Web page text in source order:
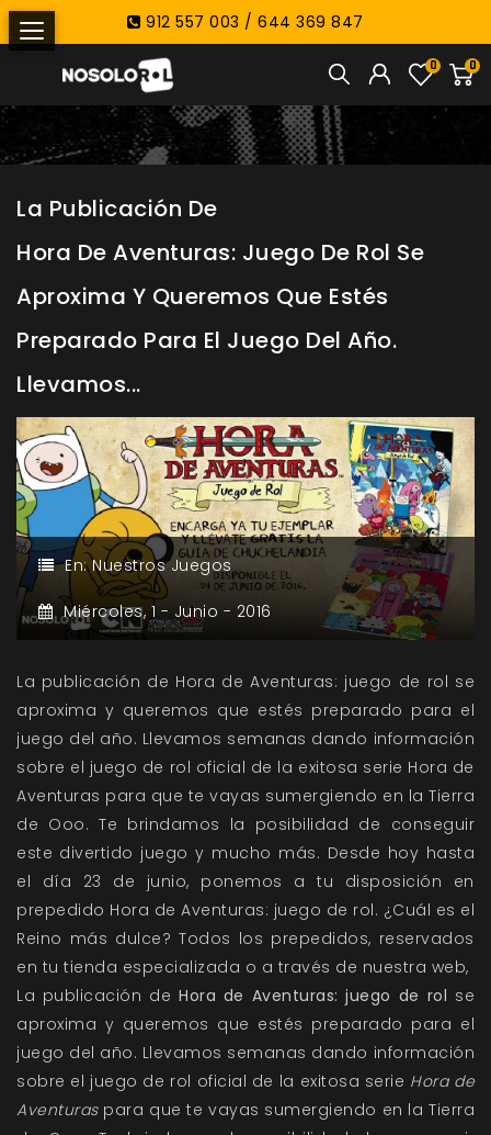
912 557 003 / 644 369 847
0
0
La Publicación De
Hora De Aventuras: Juego De Rol Se
Aproxima Y Queremos Que Estés
Preparado Para El Juego Del Año.
Llevamos...
En:Nuestros Juegos
Miércoles, 1 - Junio - 2016
La publicación de Hora de Aventuras: juego de rol se
aproxima y queremos que estés preparado para el
juego del año. Llevamos semanas dando información
sobre el juego de rol oficial de la exitosa serie Hora de
Aventuras para que te vayas sumergiendo en la Tierra
de Ooo. Te brindamos la posibilidad de conseguir
este divertido juego y mucho más. Desde hoy hasta
el día 23 de junio, ponemos a tu disposición en
prepedido Hora de Aventuras: juego de rol. ¿Cuál es el
Reino más dulce? Todos los prepedidos, reservados
en tu tienda especializada o a través de nuestra web,
La publicación de Hora de Aventuras: juego de rol se
aproxima y queremos que estés preparado para el
juego del año. Llevamos semanas dando información
sobre el juego de rol oficial de la exitosa serie Hora de
Aventuraspara que te vayas sumergiendo en la Tierra